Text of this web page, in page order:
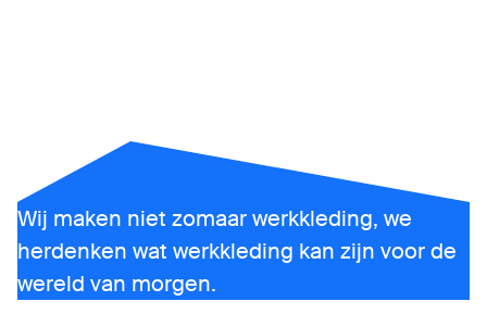
Wij maken niet zomaar werkkleding, we
herdenken wat werkkleding kan zijn voor de
wereld van morgen.